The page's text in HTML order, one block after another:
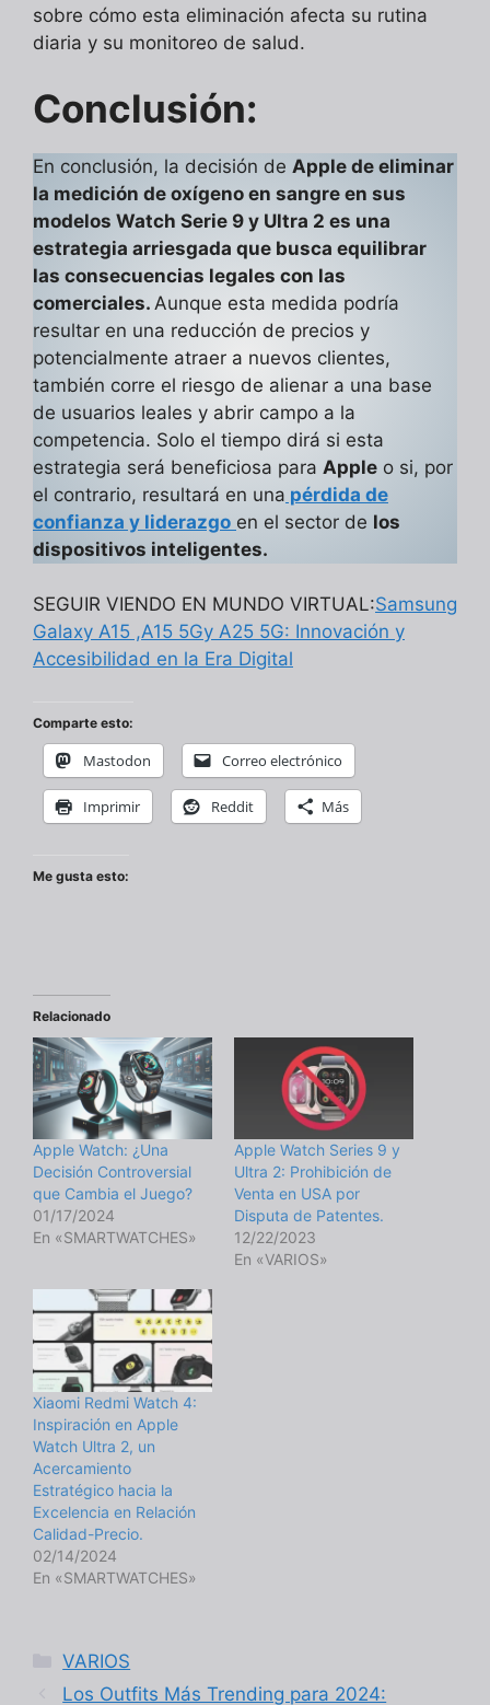
sobre cómo esta eliminación afecta su rutina
diaria y su monitoreo de salud.
Conclusión:
En conclusión, la decisión de Apple de eliminar
la medición de oxígeno en sangre en sus
modelos Watch Serie 9 y Ultra 2 es una
estrategia arriesgada que busca equilibrar
las consecuencias legales con las
comerciales. Aunque esta medida podría
resultar en una reducción de precios y
potencialmente atraer a nuevos clientes,
también corre el riesgo de alienar a una base
de usuarios leales y abrir campo a la
competencia. Solo el tiempo dirá si esta
estrategia será beneficiosa para Apple o si, por
el contrario, resultará en una pérdida de
confianza y liderazgo en el sector de los
dispositivos inteligentes.
SEGUIR VIENDO EN MUNDO VIRTUAL:Samsung
Galaxy A15 ,A15 5Gy A25 5G: Innovación y
Accesibilidad en la Era Digital
Comparte esto:
Mastodon Correo electrónico
Imprimir Reddit Más
Me gusta esto:
Relacionado
Apple Watch: ¿Una
Decisión Controversial
que Cambia el Juego?
01/17/2024
En «SMARTWATCHES»
Apple Watch Series 9 y
Ultra 2: Prohibición de
Venta en USA por
Disputa de Patentes.
12/22/2023
En «VARIOS»
Xiaomi Redmi Watch 4:
Inspiración en Apple
Watch Ultra 2, un
Acercamiento
Estratégico hacia la
Excelencia en Relación
Calidad-Precio.
02/14/2024
En «SMARTWATCHES»
Categorías
VARIOS
Los Outfits Más Trending para 2024: